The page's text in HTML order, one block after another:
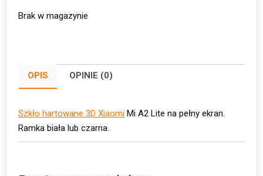
Brak w magazynie
OPIS OPINIE (0)
Szkło hartowane 3D Xiaomi Mi A2 Lite na pełny ekran.
Ramka biała lub czarna.